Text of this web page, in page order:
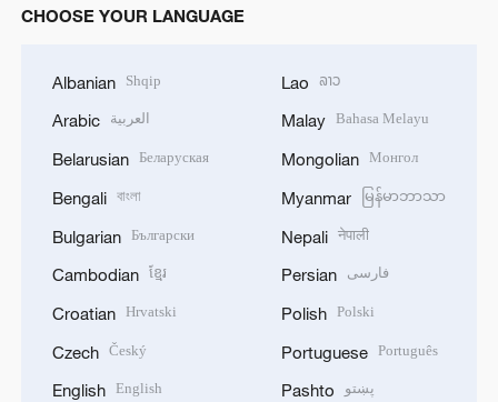
CHOOSE YOUR LANGUAGE
Albanian Shqip
Arabic العربية
Belarusian Беларуская
Bengali বাংলা
Bulgarian Български
Cambodian ខ្មែរ
Croatian Hrvatski
Czech Český
English English
Lao ລາວ
Malay Bahasa Melayu
Mongolian Монгол
Myanmar မြန်မာဘာသာ
Nepali नेपाली
Persian فارسی
Polish Polski
Portuguese Português
Pashto پښتو